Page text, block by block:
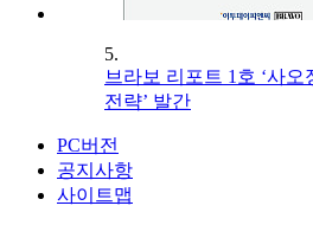
5.
브라보 리포트 1호 ‘사오
전략’ 발간
PC버전
공지사항
사이트맵